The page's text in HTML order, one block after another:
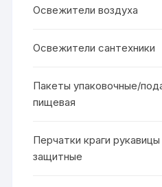
Освежители воздуха
Освежители сантехники
Пакеты упаковочные/
пищевая
Перчатки краги
защитные